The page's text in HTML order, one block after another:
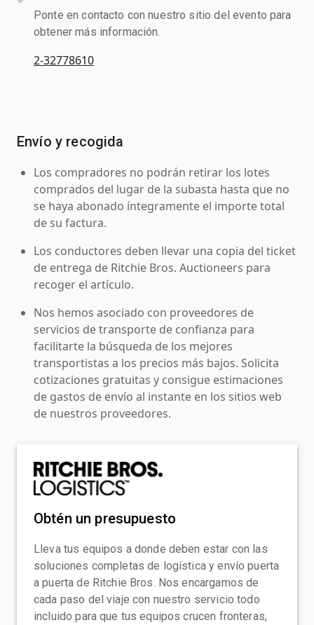
Ponte en contacto con nuestro sitio del evento para
obtener más información.
2-32778610
Envío y recogida
Los compradores no podrán retirar los lotes
comprados del lugar de la subasta hasta que no
se haya abonado íntegramente el importe total
de su factura.
Los conductores deben llevar una copia del ticket
de entrega de Ritchie Bros. Auctioneers para
recoger el artículo.
Nos hemos asociado con proveedores de
servicios de transporte de confianza para
facilitarte la búsqueda de los mejores
transportistas a los precios más bajos. Solicita
cotizaciones gratuitas y consigue estimaciones
de gastos de envío al instante en los sitios web
de nuestros proveedores.
Obtén un presupuesto
Lleva tus equipos a donde deben estar con las
soluciones completas de logística y envío puerta
a puerta de Ritchie Bros. Nos encargamos de
cada paso del viaje con nuestro servicio todo
incluido para que tus equipos crucen fronteras,